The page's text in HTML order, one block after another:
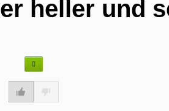
heller und